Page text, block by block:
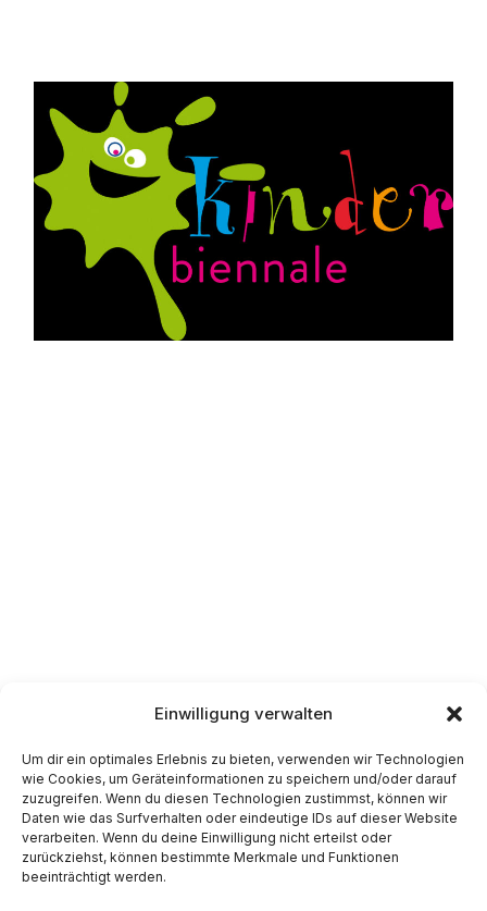
Einwilligung verwalten
Um dir ein optimales Erlebnis zu bieten, verwenden wir Technologien
wie Cookies, um Geräteinformationen zu speichern und/oder darauf
zuzugreifen. Wenn du diesen Technologien zustimmst, können wir
Daten wie das Surfverhalten oder eindeutige IDs auf dieser Website
verarbeiten. Wenn du deine Einwilligung nicht erteilst oder
zurückziehst, können bestimmte Merkmale und Funktionen
beeinträchtigt werden.
margit.baeurle@kinderbiennale.net
Impressum
Datenschutz